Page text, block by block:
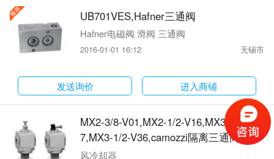
UB701VES,Hafner三通阀
Hafner电磁阀 滑阀 三通阀
2016-01-01 16:12 无锡市
发送询价 进入商铺
MX2-3/8-V01,MX2-1/2-V16,MX3-3/8-V1
7,MX3-1/2-V36,camozzi隔离三通阀
风冷却器